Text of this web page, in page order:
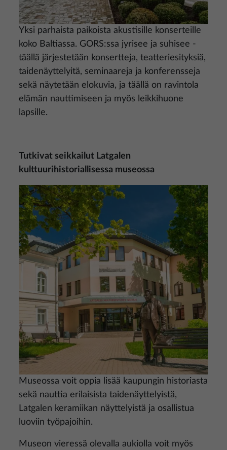
Yksi parhaista paikoista akustisille konserteille
koko Baltiassa. GORS:ssa jyrisee ja suhisee -
täällä järjestetään konsertteja, teatteriesityksiä,
taidenäyttelyitä, seminaareja ja konferensseja
sekä näytetään elokuvia, ja täällä on ravintola
elämän nauttimiseen ja myös leikkihuone
lapsille.
Tutkivat seikkailut Latgalen
kulttuurihistoriallisessa museossa
Kuva
Museossa voit oppia lisää kaupungin historiasta
sekä nauttia erilaisista taidenäyttelyistä,
Latgalen keramiikan näyttelyistä ja osallistua
luoviin työpajoihin.
Museon vieressä olevalla aukiolla voit myös